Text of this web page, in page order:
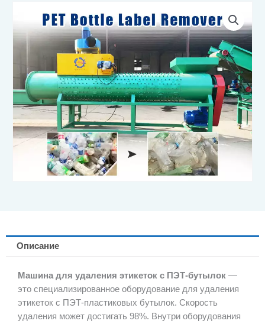
Описание
Машина для удаления этикеток с ПЭТ-бутылок —
это специализированное оборудование для удаления
этикеток с ПЭТ-пластиковых бутылок. Скорость
удаления может достигать 98%. Внутри оборудования